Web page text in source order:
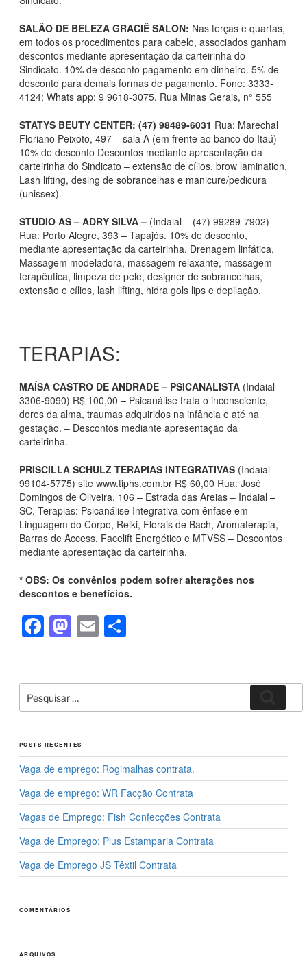
SALÃO DE BELEZA GRACIÊ SALON: Nas terças e quartas,
em todos os procedimentos para cabelo, associados ganham
descontos mediante apresentação da carteirinha do
Sindicato. 10% de desconto pagamento em dinheiro. 5% de
desconto para demais formas de pagamento. Fone: 3333-
4124; Whats app: 9 9618-3075. Rua Minas Gerais, n° 555
STATYS BEUTY CENTER: (47) 98489-6031 Rua: Marechal
Floriano Peixoto, 497 – sala A (em frente ao banco do Itaú)
10% de desconto Descontos mediante apresentação da
carteirinha do Sindicato – extensão de cílios, brow lamination,
Lash lifting, desing de sobrancelhas e manicure/pedicura
(unissex).
STUDIO AS – ADRY SILVA – (Indaial – (47) 99289-7902)
Rua: Porto Alegre, 393 – Tapajós. 10% de desconto,
mediante apresentação da carteirinha. Drenagem linfática,
Massagem modeladora, massagem relaxante, massagem
terapêutica, limpeza de pele, designer de sobrancelhas,
extensão e cílios, lash lifting, hidra gols lips e depilação.
TERAPIAS:
MAÍSA CASTRO DE ANDRADE – PSICANALISTA (Indaial –
3306-9090) R$ 100,00 – Psicanálise trata o inconsciente,
dores da alma, traumas adquiridos na infância e até na
gestação. – Descontos mediante apresentação da
carteirinha.
PRISCILLA SCHULZ TERAPIAS INTEGRATIVAS (Indaial –
99104-5775) site www.tiphs.com.br R$ 60,00 Rua: José
Domingos de Oliveira, 106 – Estrada das Areias – Indaial –
SC. Terapias: Psicanálise Integrativa com ênfase em
Linguagem do Corpo, Reiki, Florais de Bach, Aromaterapia,
Barras de Access, Facelift Energético e MTVSS – Descontos
mediante apresentação da carteirinha.
* OBS: Os convênios podem sofrer alterações nos
descontos e benefícios.
F
a
e
b
o
o
k
M
a
o
d
o
n
E
m
e
por:
POSTS RECENTES
Vaga de emprego: Rogimalhas contrata.
Vaga de emprego: WR Facção Contrata
Vagas de Emprego: Fish Confecções Contrata
Vaga de Emprego: Plus Estamparia Contrata
Vaga de Emprego JS Têxtil Contrata
COMENTÁRIOS
ARQUIVOS